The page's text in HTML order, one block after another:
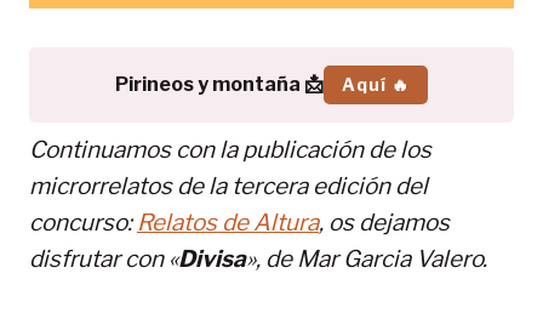
Pirineos y montaña 📩 Aquí 🔥
Continuamos con la publicación de los
microrrelatos de la tercera edición del
concurso:Relatos de Altura, os dejamos
disfrutar con «Divisa», de Mar Garcia Valero.